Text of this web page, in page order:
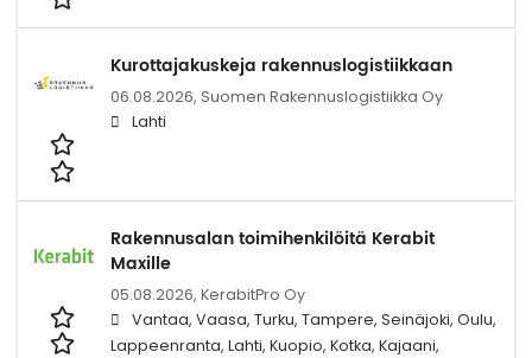
Kurottajakuskeja rakennuslogistiikkaan
06.08.2026, Suomen Rakennuslogistiikka Oy
Lahti
Rakennusalan toimihenkilöitä Kerabit
Maxille
05.08.2026, KerabitPro Oy
Vantaa, Vaasa, Turku, Tampere, Seinäjoki, Oulu,
Lappeenranta, Lahti, Kuopio, Kotka, Kajaani,